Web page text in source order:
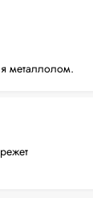
металлолом.